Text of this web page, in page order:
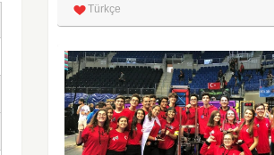
Türkçe